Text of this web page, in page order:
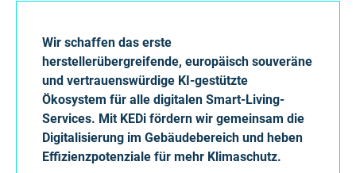
Wir schaffen das erste
herstellerübergreifende, europäisch souveräne
und vertrauenswürdige KI-gestützte
Ökosystem für alle digitalen Smart-Living-
Services. Mit KEDi fördern wir gemeinsam die
Digitalisierung im Gebäudebereich und heben
Effizienzpotenziale für mehr Klimaschutz.